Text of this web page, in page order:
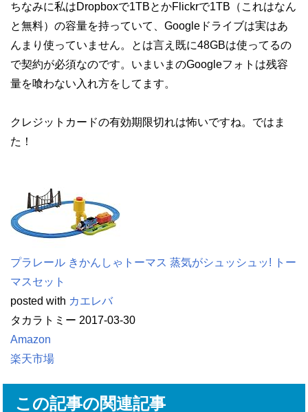
ちなみに私はDropboxで1TBとかFlickrで1TB（これはなん
と無料）の容量を持っていて、Googleドライブは実はあ
んまり使っていません。とは言え既に48GBは使ってるの
で契約が必須なのです。いまいまのGoogleフォトは残容
量を喰わない入れ方をしてます。
クレジットカードの有効期限切れは怖いですね。ではま
た！
プラレール きかんしゃトーマス 蒸気がシュッシュッ! トー
マスセット
posted with カエレバ
タカラトミー 2017-03-30
Amazon
楽天市場
この記事の関連記事